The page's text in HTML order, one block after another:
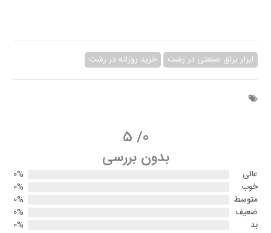
ابزار یراق صنعتی در رشت خرید روزانه در رشت
0
/
5
بدون بررسی
عالی
0%
خوب
0%
متوسط
0%
ضعیف
0%
بد
0%